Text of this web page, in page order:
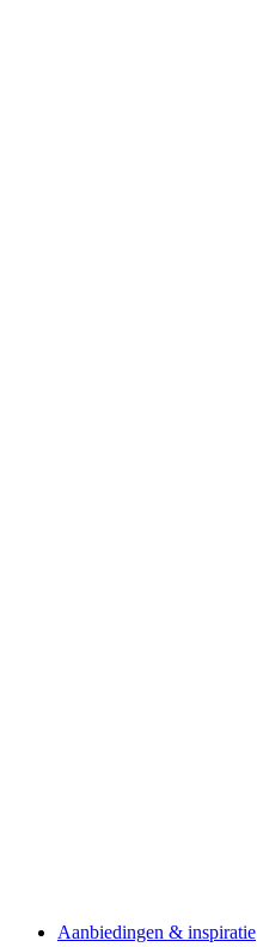
Aanbiedingen & inspiratie